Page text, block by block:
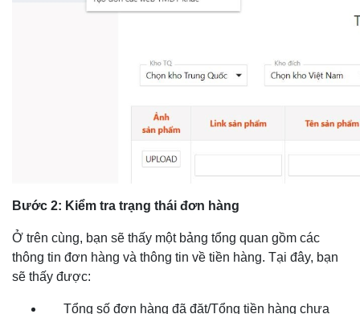
Bước 2: Kiểm tra trạng thái đơn hàng
Ở trên cùng, bạn sẽ thấy một bảng tổng quan gồm các
thông tin đơn hàng và thông tin về tiền hàng. Tại đây, bạn
sẽ thấy được:
Tổng số đơn hàng đã đặt/Tổng tiền hàng chưa